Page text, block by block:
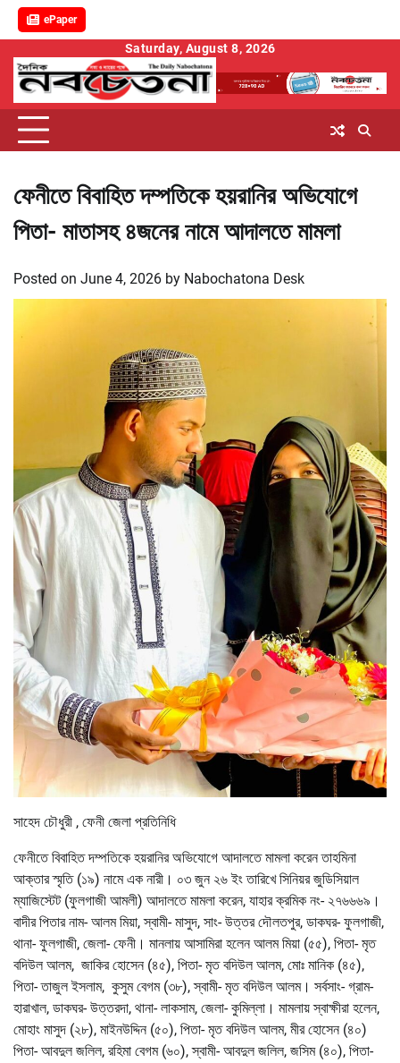
ePaper
content
Saturday, August 8, 2026
ফেনীতে বিবাহিত দম্পতিকে হয়রানির অভিযোগে
পিতা- মাতাসহ ৪জনের নামে আদালতে মামলা
Posted on June 4, 2026 by Nabochatona Desk
সাহেদ চৌধুরী , ফেনী জেলা প্রতিনিধি
ফেনীতে বিবাহিত দম্পতিকে হয়রানির অভিযোগে আদালতে মামলা করেন তাহমিনা
আক্তার স্মৃতি (১৯) নামে এক নারী। ০৩ জুন ২৬ ইং তারিখে সিনিয়র জুডিসিয়াল
ম্যাজিস্টেট (ফুলগাজী আমলী) আদালতে মামলা করেন, যাহার ক্রমিক নং- ২৭৬৬৬৯।
বাদীর পিতার নাম- আলম মিয়া, স্বামী- মাসুদ, সাং- উত্তর দৌলতপুর, ডাকঘর- ফুলগাজী,
থানা- ফুলগাজী, জেলা- ফেনী। মানলায় আসামিরা হলেন আলম মিয়া (৫৫), পিতা- মৃত
বদিউল আলম, জাকির হোসেন (৪৫), পিতা- মৃত বদিউল আলম, মোঃ মানিক (৪৫),
পিতা- তাজুল ইসলাম, কুসুম বেগম (৩৮), স্বামী- মৃত বদিউল আলম। সর্বসাং- গ্রাম-
হারাখাল, ডাকঘর- উত্তরদা, থানা- লাকসাম, জেলা- কুমিল্লা। মামলায় স্বাক্ষীরা হলেন,
মোহাং মাসুদ (২৮), মাইনউদ্দিন (৫০), পিতা- মৃত বদিউল আলম, মীর হোসেন (৪০)
পিতা- আবদুল জলিল, রহিমা বেগম (৬০), স্বামী- আবদুল জলিল, জসিম (৪০), পিতা-